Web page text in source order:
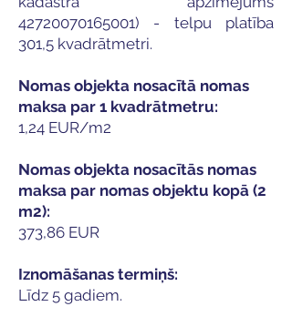
42720070165001) - telpu platība
301,5 kvadrātmetri.
Nomas objekta nosacītā nomas
maksa par 1 kvadrātmetru:
1,24 EUR/m2
Nomas objekta nosacītās nomas
maksa par nomas objektu kopā (2
m2):
373,86 EUR
Iznomāšanas termiņš:
Līdz 5 gadiem.